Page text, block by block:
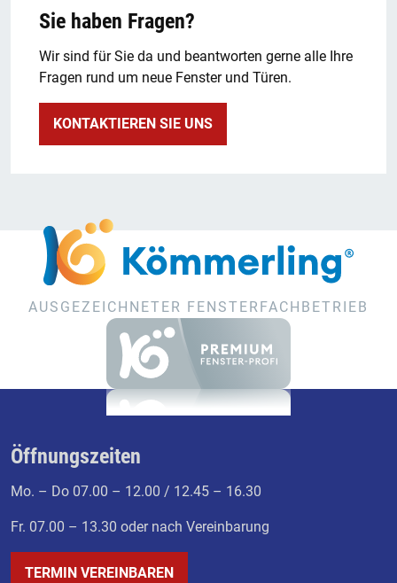
Sie haben Fragen?
Wir sind für Sie da und beantworten gerne alle Ihre
Fragen rund um neue Fenster und Türen.
KONTAKTIEREN SIE UNS
AUSGEZEICHNETER FENSTERFACHBETRIEB
Öffnungszeiten
Mo. – Do 07.00 – 12.00 / 12.45 – 16.30
Fr. 07.00 – 13.30 oder nach Vereinbarung
TERMIN VEREINBAREN